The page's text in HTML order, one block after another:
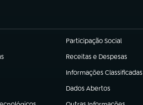
Participação Social
(abre em nova aba)
Receitas e Despesas
(abre em nova aba)
Informações Classificadas
(abre em nova aba)
Dados Abertos
(abre em nova aba)